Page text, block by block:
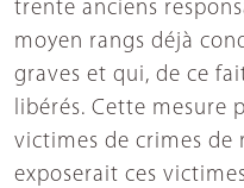
trente anciens
moyen rangs déjà
graves et qui, de ce
libérés. Cette mesure
victimes de crimes de
exposerait ces